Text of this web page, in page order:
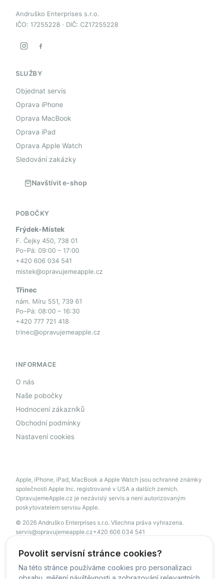
Povolit servisní stránce cookies?
Na této stránce používáme cookies pro personalizaci
Andruško Enterprises s.r.o.
IČO: 17255228 · DIČ: CZ17255228
SLUŽBY
Objednat servis
Oprava iPhone
Oprava MacBook
Oprava iPad
Oprava Apple Watch
Sledování zakázky
Navštívit e-shop
POBOČKY
Frýdek-Místek
F. Čejky 450, 738 01
Po–Pá: 09:00 – 17:00
+420 606 034 541
mistek@opravujemeapple.cz
Třinec
nám. Míru 551, 739 61
Po–Pá: 08:00 – 16:30
+420 777 721 418
trinec@opravujemeapple.cz
INFORMACE
O nás
Naše pobočky
Hodnocení zákazníků
Obchodní podmínky
Nastavení cookies
Apple, iPhone, iPad, MacBook a Apple Watch jsou ochranné známky
společnosti Apple Inc. registrované v USA a dalších zemích.
OpravujemeApple.cz je nezávislý servis a není autorizovaným
poskytovatelem servisu Apple.
© 2026 Andruško Enterprises s.r.o. Všechna práva vyhrazena.
servis@opravujemeapple.cz+420 606 034 541
© OpravujemeApple - 2026 -Všechna práva vyhrazena.